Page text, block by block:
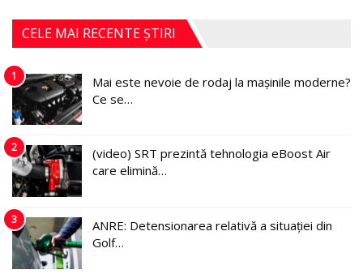
CELE MAI RECENTE ȘTIRI
1
Mai este nevoie de rodaj la mașinile moderne?
Ce se…
2
(video) SRT prezintă tehnologia eBoost Air
care elimină…
3
ANRE: Detensionarea relativă a situației din
Golf…